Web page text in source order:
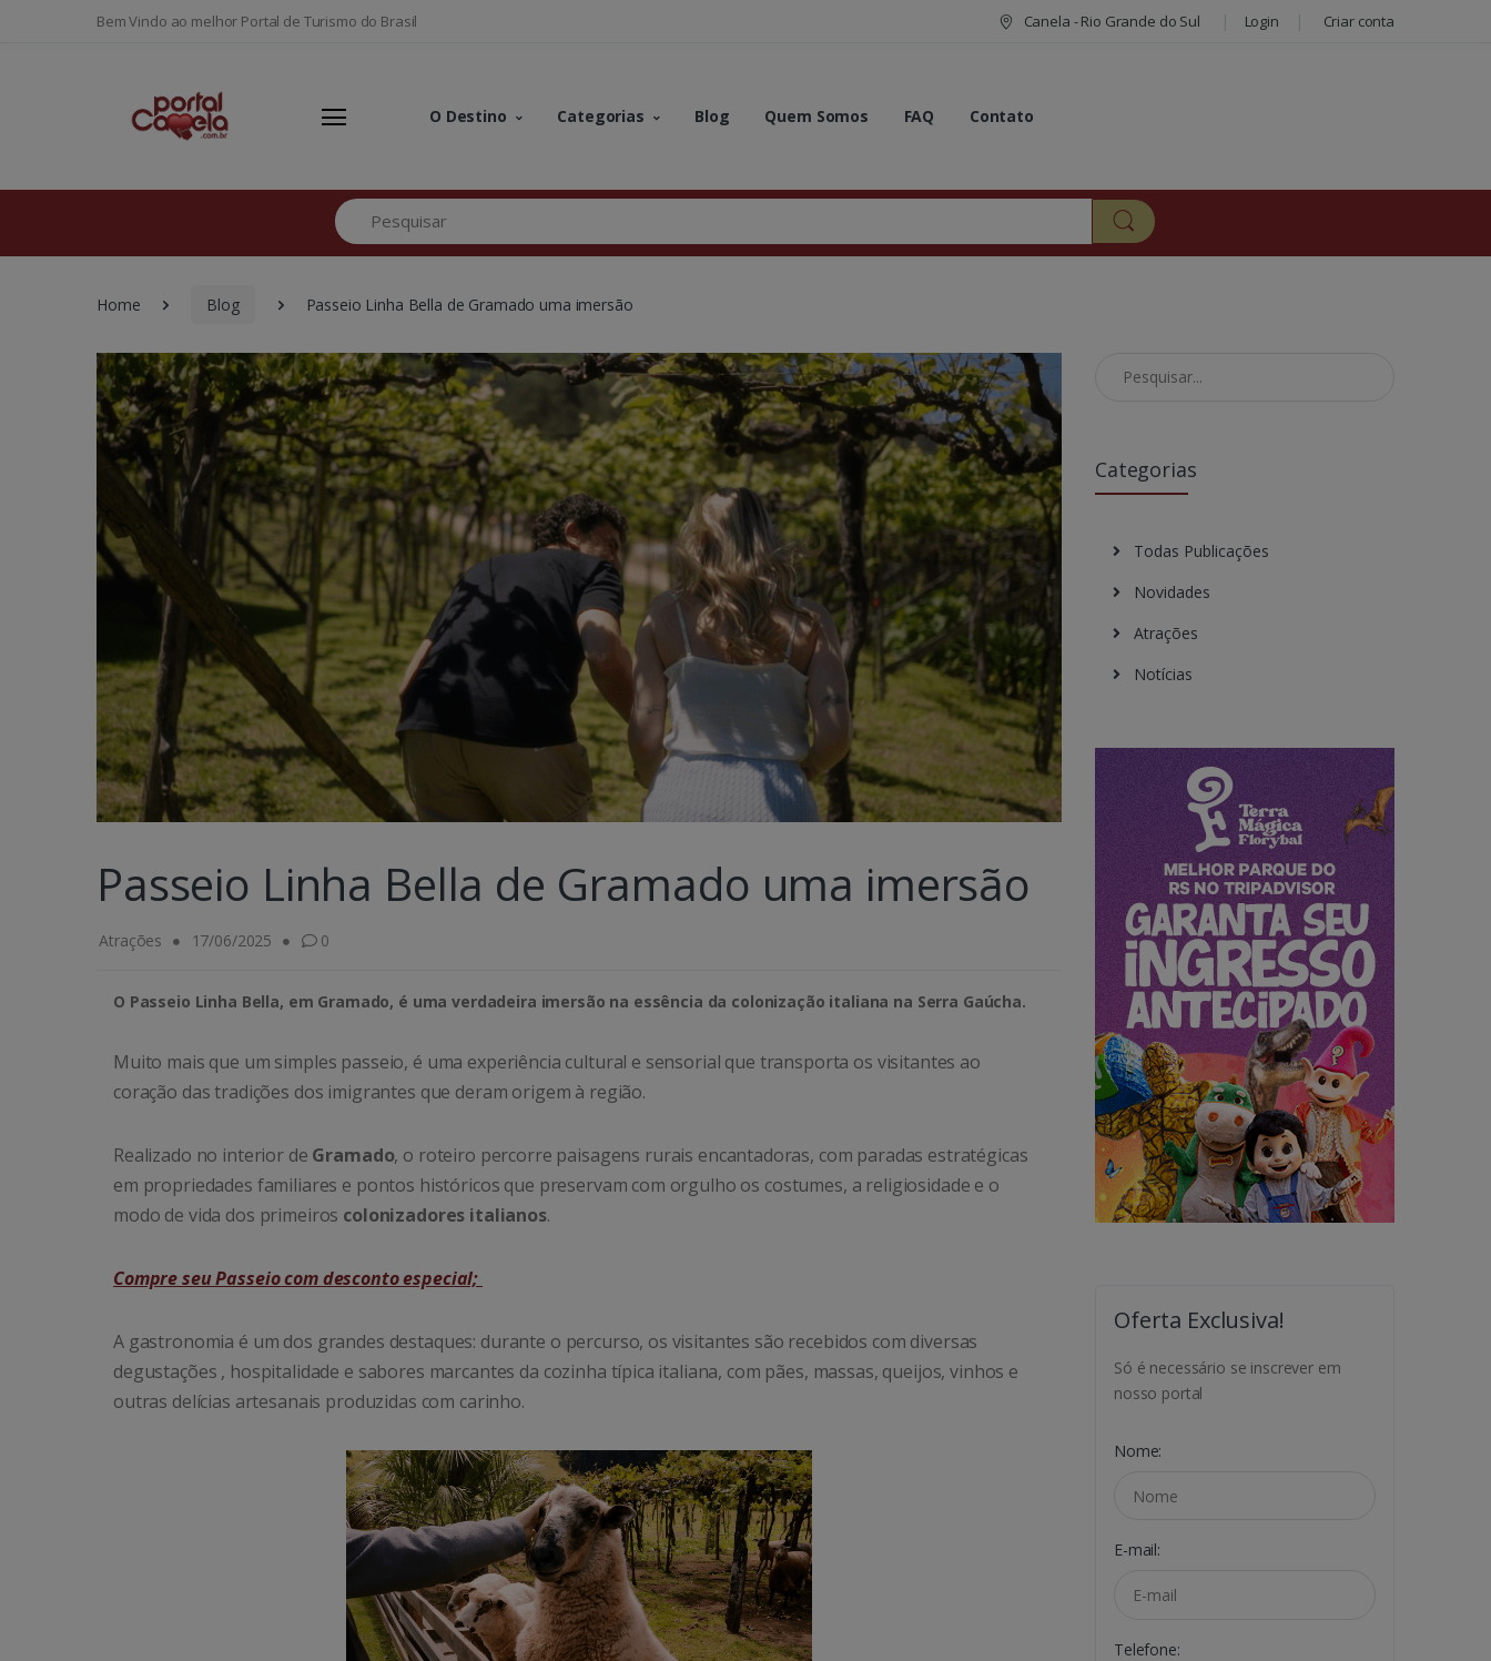
Bem Vindo ao melhor Portal de Turismo do Brasil Canela - Rio Grande do Sul Login Criar conta
O Destino Categorias Blog Quem Somos FAQ Contato
Pesquisar
Home Blog Passeio Linha Bella de Gramado uma imersão
Passeio Linha Bella de Gramado uma imersão
Atrações 17/06/2025 0
O Passeio Linha Bella, em Gramado, é uma verdadeira imersão na essência da colonização italiana na Serra Gaúcha.
Muito mais que um simples passeio, é uma experiência cultural e sensorial que transporta os visitantes ao
coração das tradições dos imigrantes que deram origem à região.
Realizado no interior de Gramado, o roteiro percorre paisagens rurais encantadoras, com paradas estratégicas
em propriedades familiares e pontos históricos que preservam com orgulho os costumes, a religiosidade e o
modo de vida dos primeiros colonizadores italianos.
Compre seu Passeio com desconto especial;
A gastronomia é um dos grandes destaques: durante o percurso, os visitantes são recebidos com diversas
degustações , hospitalidade e sabores marcantes da cozinha típica italiana, com pães, massas, queijos, vinhos e
outras delícias artesanais produzidas com carinho.
Pesquisar no Blog
Categorias
Todas Publicações
Novidades
Atrações
Notícias
Oferta Exclusiva!
Só é necessário se inscrever em
nosso portal
Nome:
E-mail:
Telefone: